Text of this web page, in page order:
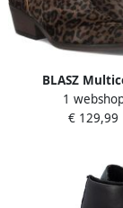
BLASZ
Enkellaarsjes
1
€ 129,99